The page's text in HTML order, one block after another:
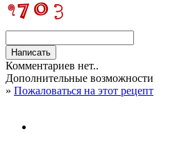
Комментариев нет..
Дополнительные возможности
» Пожаловаться на этот рецепт